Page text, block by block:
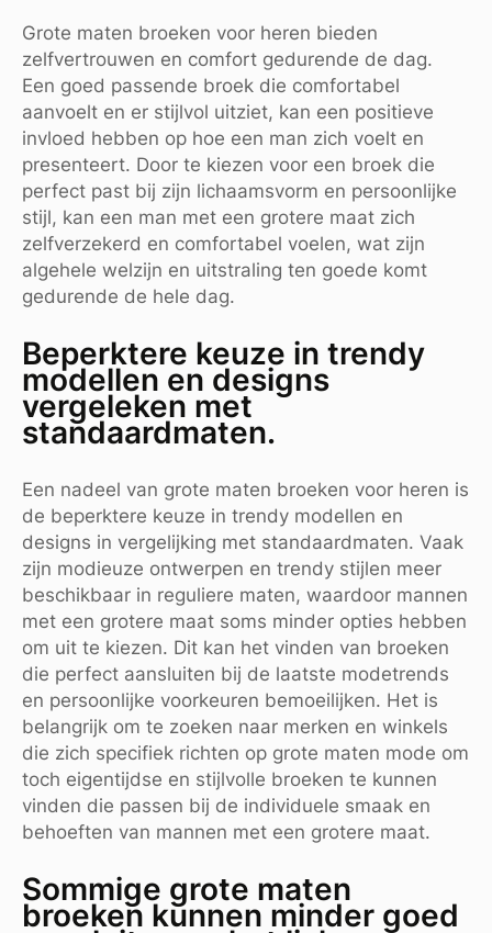
Grote maten broeken voor heren bieden
zelfvertrouwen en comfort gedurende de dag.
Een goed passende broek die comfortabel
aanvoelt en er stijlvol uitziet, kan een positieve
invloed hebben op hoe een man zich voelt en
presenteert. Door te kiezen voor een broek die
perfect past bij zijn lichaamsvorm en persoonlijke
stijl, kan een man met een grotere maat zich
zelfverzekerd en comfortabel voelen, wat zijn
algehele welzijn en uitstraling ten goede komt
gedurende de hele dag.
Beperktere keuze in trendy
modellen en designs
vergeleken met
standaardmaten.
Een nadeel van grote maten broeken voor heren is
de beperktere keuze in trendy modellen en
designs in vergelijking met standaardmaten. Vaak
zijn modieuze ontwerpen en trendy stijlen meer
beschikbaar in reguliere maten, waardoor mannen
met een grotere maat soms minder opties hebben
om uit te kiezen. Dit kan het vinden van broeken
die perfect aansluiten bij de laatste modetrends
en persoonlijke voorkeuren bemoeilijken. Het is
belangrijk om te zoeken naar merken en winkels
die zich specifiek richten op grote maten mode om
toch eigentijdse en stijlvolle broeken te kunnen
vinden die passen bij de individuele smaak en
behoeften van mannen met een grotere maat.
Sommige grote maten
broeken kunnen minder goed